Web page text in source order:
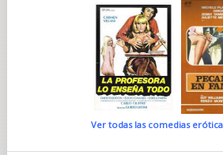
Ver todas las comedias